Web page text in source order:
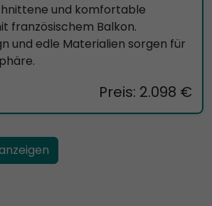
und komfortable
französischem Balkon.
und edle Materialien sorgen für
Preis: 2.098 €